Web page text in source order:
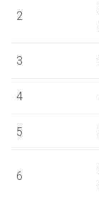
2
3
4
5
6